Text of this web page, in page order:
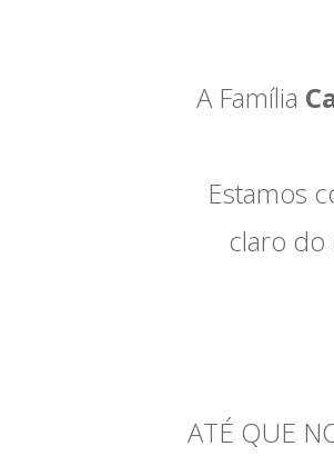
A Família
Estamos
claro do
ATÉ QUE